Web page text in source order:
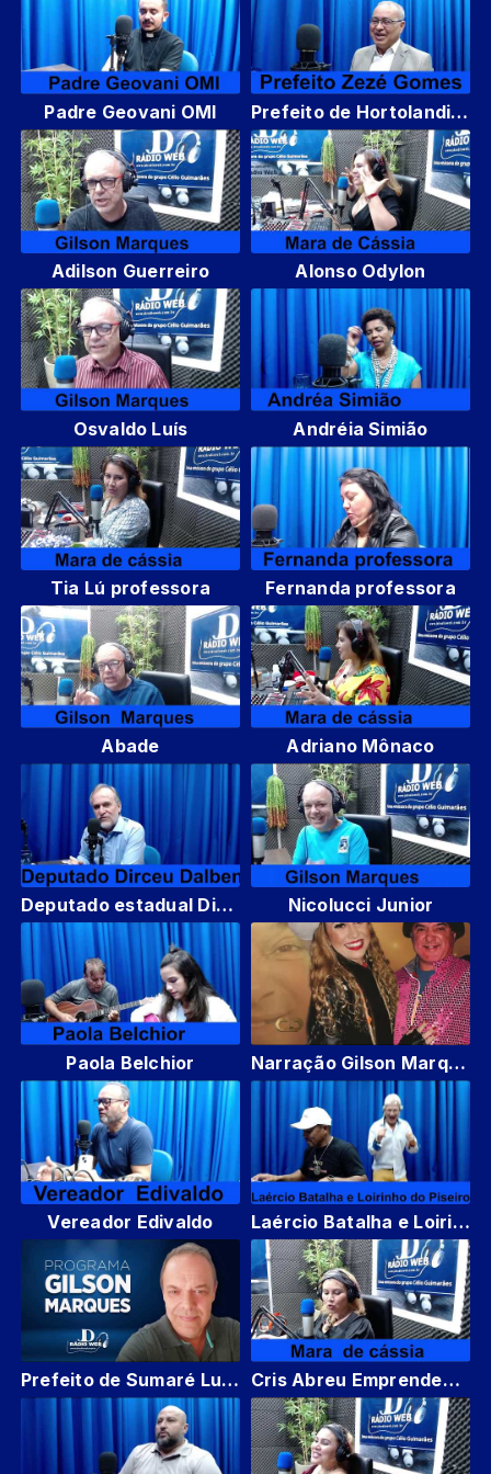
Padre Geovani OMI Prefeito de Hortolandia Zezé Gomes
Adilson Guerreiro Alonso Odylon
Osvaldo Luís Andréia Simião
Tia Lú professora Fernanda professora
Abade Adriano Mônaco
Deputado estadual Dirceu Dalben Nicolucci Junior
Paola Belchior Narração Gilson Marques Prêmio Beto carrero criação Virginia a Lully na ALESP" SP.
Vereador Edivaldo Laércio Batalha e Loirinho do Piseiro
Prefeito de Sumaré Luz Dalben Cris Abreu Emprendedora